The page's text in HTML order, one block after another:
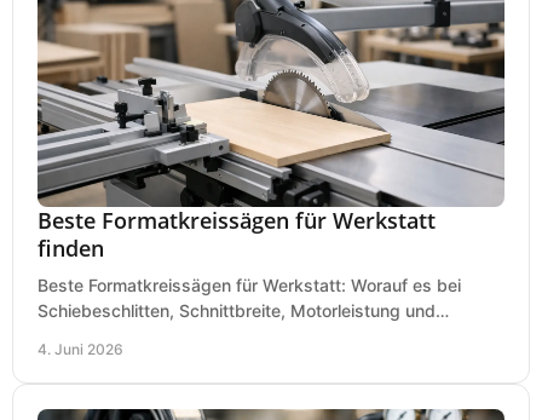
Beste Formatkreissägen für Werkstatt
finden
Beste Formatkreissägen für Werkstatt: Worauf es bei
Schiebeschlitten, Schnittbreite, Motorleistung und
4. Juni 2026